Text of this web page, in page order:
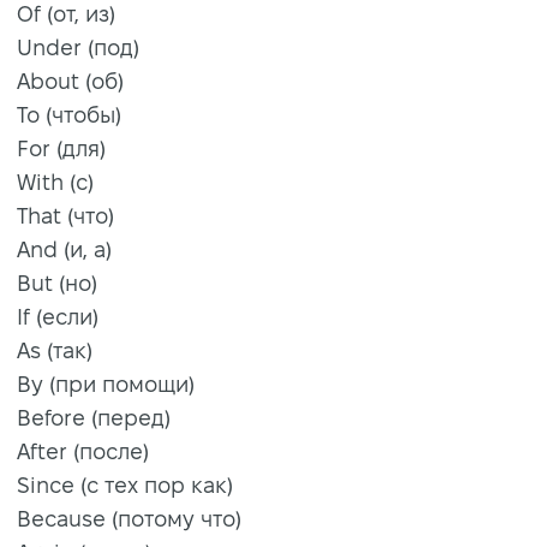
Of (от, из)
Under (под)
About (об)
To (чтобы)
For (для)
With (с)
That (что)
And (и, а)
But (но)
If (если)
As (так)
By (при помощи)
Before (перед)
After (после)
Since (с тех пор как)
Because (потому что)